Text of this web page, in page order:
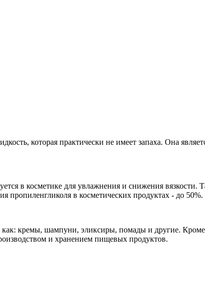
которая практически не имеет запаха. Она
в косметике для увлажнения и снижения вязкости.
пропиленгликоля в косметических продуктах - до 50%.
кремы, шампуни, эликсиры, помады и другие. Кроме
и хранением пищевых продуктов.